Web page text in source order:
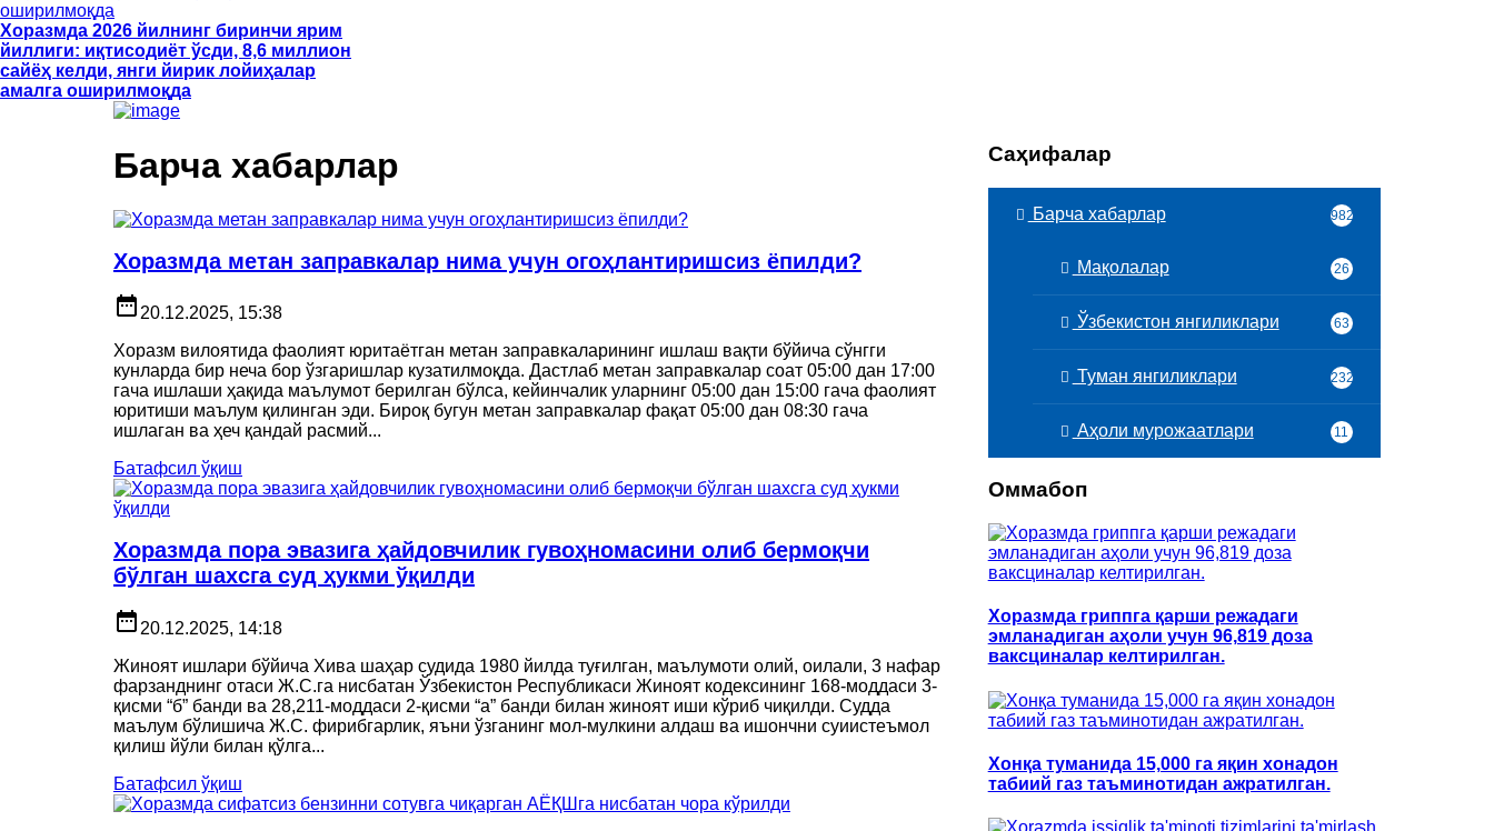
Хоразмда 2026 йилнинг биринчи ярим
йиллиги: иқтисодиёт ўсди, 8,6 миллион
сайёҳ келди, янги йирик лойиҳалар
амалга оширилмоқда
Барча хабарлар
Хоразмда метан заправкалар нима учун огоҳлантиришсиз ёпилди?
date_range 20.12.2025, 15:38
Хоразм вилоятида фаолият юритаётган метан заправкаларининг ишлаш вақти бўйича сўнгги
кунларда бир неча бор ўзгаришлар кузатилмоқда. Дастлаб метан заправкалар соат 05:00 дан 17:00
гача ишлаши ҳақида маълумот берилган бўлса, кейинчалик уларнинг 05:00 дан 15:00 гача фаолият
юритиши маълум қилинган эди. Бироқ бугун метан заправкалар фақат 05:00 дан 08:30 гача
ишлаган ва ҳеч қандай расмий...
Батафсил ўқиш
Хоразмда пора эвазига ҳайдовчилик гувоҳномасини олиб бермоқчи
бўлган шахсга суд ҳукми ўқилди
date_range 20.12.2025, 14:18
Жиноят ишлари бўйича Хива шаҳар судида 1980 йилда туғилган, маълумоти олий, оилали, 3 нафар
фарзанднинг отаси Ж.С.га нисбатан Ўзбекистон Республикаси Жиноят кодексининг 168-моддаси 3-
қисми “б” банди ва 28,211-моддаси 2-қисми “а” банди билан жиноят иши кўриб чиқилди. Судда
маълум бўлишича Ж.С. фирибгарлик, яъни ўзганинг мол-мулкини алдаш ва ишончни суиистеъмол
қилиш йўли билан қўлга...
Батафсил ўқиш
Саҳифалар
Барча хабарлар 982
Мақолалар 26
Ўзбекистон янгиликлари 63
Туман янгиликлари 232
Аҳоли мурожаатлари 11
Оммабоп
Хоразмда гриппга қарши режадаги
эмланадиган аҳоли учун 96,819 доза
ваксциналар келтирилган.
Хонқа туманида 15,000 га яқин хонадон
табиий газ таъминотидан ажратилган.